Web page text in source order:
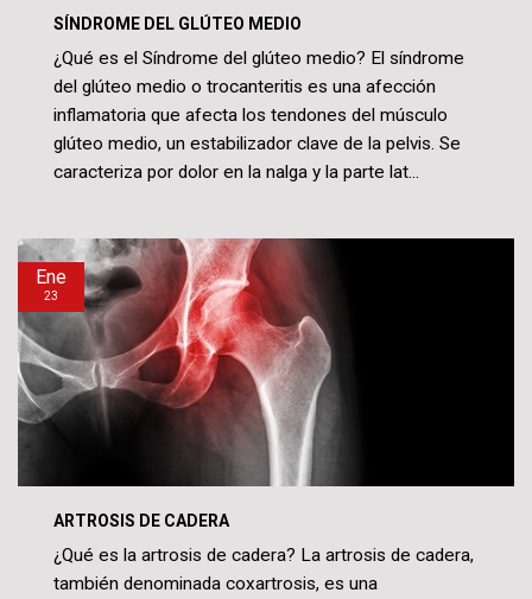
SÍNDROME DEL GLÚTEO MEDIO
¿Qué es el Síndrome del glúteo medio? El síndrome
del glúteo medio o trocanteritis es una afección
inflamatoria que afecta los tendones del músculo
glúteo medio, un estabilizador clave de la pelvis. Se
caracteriza por dolor en la nalga y la parte lat...
Ene
23
ARTROSIS DE CADERA
¿Qué es la artrosis de cadera? La artrosis de cadera,
también denominada coxartrosis, es una